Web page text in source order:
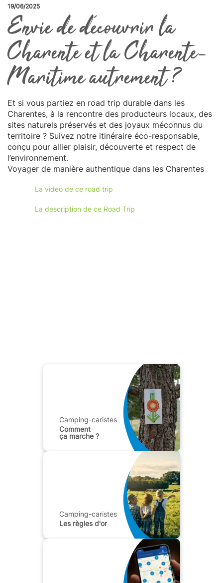
19/06/2025
Envie de découvrir la
Charente et la Charente-
Maritime autrement ?
Et si vous partiez en road trip durable dans les
Charentes, à la rencontre des producteurs locaux, des
sites naturels préservés et des joyaux méconnus du
territoire ? Suivez notre itinéraire éco-responsable,
conçu pour allier plaisir, découverte et respect de
l’environnement.
Voyager de manière authentique dans les Charentes
La video de ce road trip
La description de ce Road Trip
Camping-caristes
Comment
ça marche ?
Camping-caristes
Les règles d'or